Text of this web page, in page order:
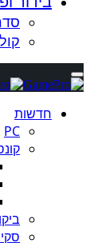
חדשות
PC